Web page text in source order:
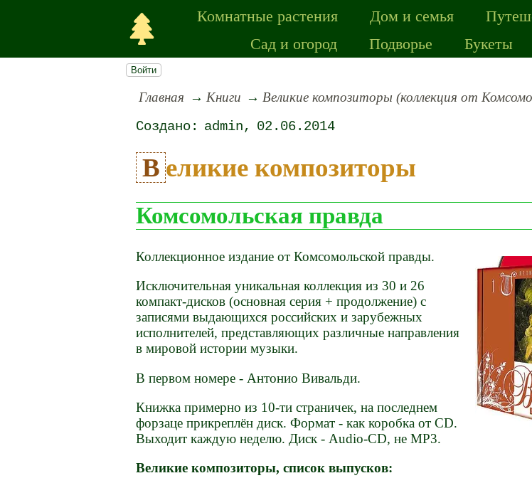
Комнатные растения Дом и семья
Сад и огород
Подворье Букеты
Войти
Главная Книги Великие композиторы (коллекция от
admin 02.06.2014
Великие композиторы
Комсомольская правда
Коллекционное издание от Комсомольской правды.
Исключительная уникальная коллекция из 30 и 26
компакт-дисков (основная серия + продолжение) с
записями выдающихся российских и зарубежных
исполнителей, представляющих различные направления
в мировой истории музыки.
В первом номере - Антонио Вивальди.
Книжка примерно из 10-ти страничек, на последнем
форзаце прикреплён диск. Формат - как коробка от СD.
Выходит каждую неделю. Диск - Audio-CD, не MP3.
Великие композиторы, список выпусков: